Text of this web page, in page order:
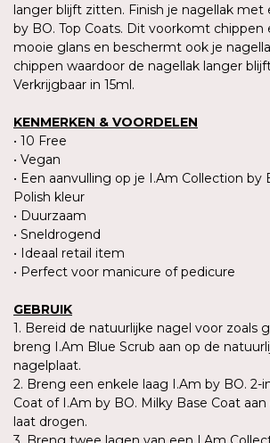
langer blijft zitten. Finish je nagellak met
by BO. Top Coats. Dit voorkomt
mooie glans en beschermt ook je
chippen waardoor de nagellak langer
Verkrijgbaar in 15ml.
KENMERKEN & VOORDELEN
• 10 Free
• Vegan
• Een aanvulling op je I.Am Collection by
Polish kleur
• Duurzaam
• Sneldrogend
• Ideaal retail item
• Perfect voor manicure of pedicure
GEBRUIK
1. Bereid de natuurlijke nagel voor zoals
breng I.Am Blue Scrub aan op de
nagelplaat.
2. Breng een enkele laag I.Am by BO. 2-
Coat of I.Am by BO. Milky Base Coat aan
laat drogen.